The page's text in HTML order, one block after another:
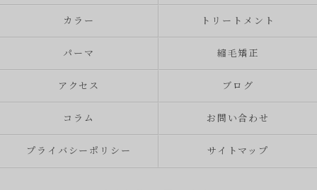
カラー トリートメント
パーマ 縮毛矯正
アクセス ブログ
コラム お問い合わせ
プライバシーポリシー サイトマップ